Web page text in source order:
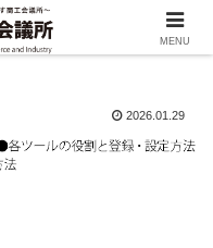
2026.01.29
MENU